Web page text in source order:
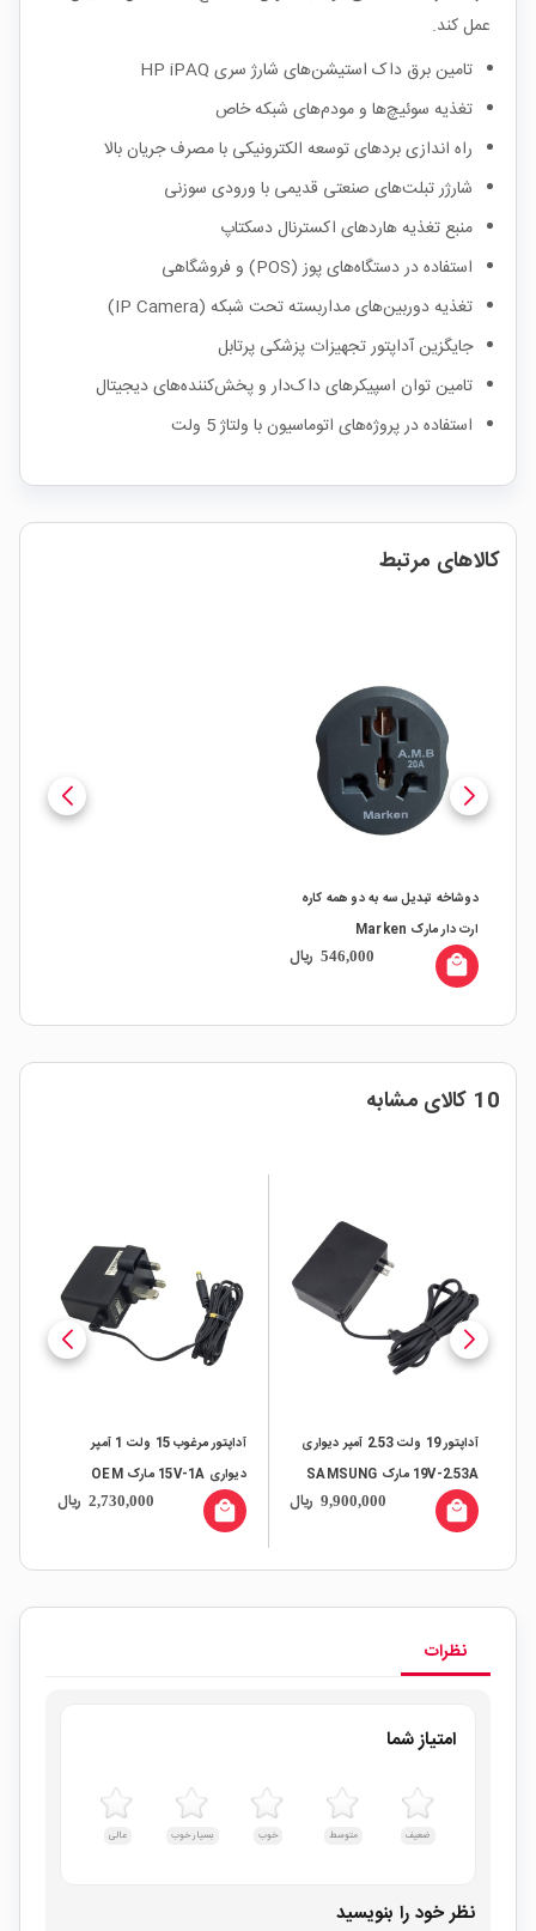
عمل کند.
تامین برق داک استیشن‌های شارژ سری HP iPAQ
تغذیه سوئیچ‌ها و مودم‌های شبکه خاص
راه اندازی بردهای توسعه الکترونیکی با مصرف جریان بالا
شارژر تبلت‌های صنعتی قدیمی با ورودی سوزنی
منبع تغذیه هاردهای اکسترنال دسکتاپ
استفاده در دستگاه‌های پوز (POS) و فروشگاهی
تغذیه دوربین‌های مداربسته تحت شبکه (IP Camera)
جایگزین آداپتور تجهیزات پزشکی پرتابل
تامین توان اسپیکرهای داک‌دار و پخش‌کننده‌های دیجیتال
استفاده در پروژه‌های اتوماسیون با ولتاژ 5 ولت
کالاهای مرتبط
دوشاخه تبدیل سه به دو همه کاره
ارت دار مارک Marken
546,000 ریال local_mall
10 کالای مشابه
آداپتور 19 ولت 2.53 آمپر دیواری
19V-2.53A مارک SAMSUNG
9,900,000 ریال local_mall
آداپتور مرغوب 15 ولت 1 آمپر
دیواری 15V-1A مارک OEM
2,730,000 ریال local_mall
نظرات
امتیاز شما
ضعیف متوسط خوب بسیار خوب عالی
نظر خود را بنویسید